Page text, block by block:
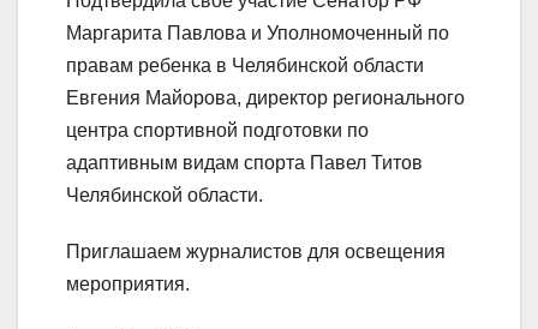
Маргарита Павлова и Уполномоченный по
правам ребенка в Челябинской области
Евгения Майорова, директор регионального
центра спортивной подготовки по
адаптивным видам спорта Павел Титов
Челябинской области.
Приглашаем журналистов для освещения
мероприятия.